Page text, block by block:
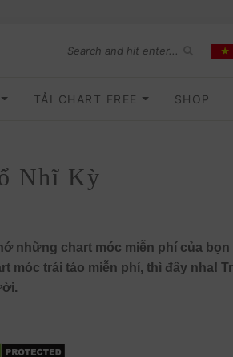
TẢI CHART FREE SHOP
Nhĩ Kỳ
những chart móc miễn phí của bọn
móc trái táo miễn phí, thì đây nha!